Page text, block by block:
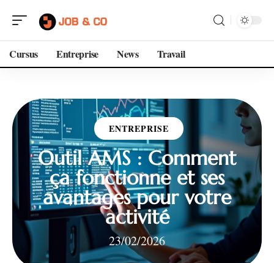
Cursus Entreprise News Travail
ENTREPRISE
Outil AMS : Comment
ça fonctionne et ses
avantages pour votre
activité
23/02/2026